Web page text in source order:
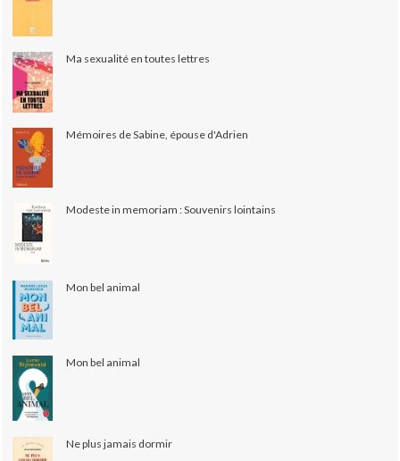
Ma sexualité en toutes lettres
Mémoires de Sabine, épouse d'Adrien
Modeste in memoriam : Souvenirs lointains
Mon bel animal
Mon bel animal
Ne plus jamais dormir